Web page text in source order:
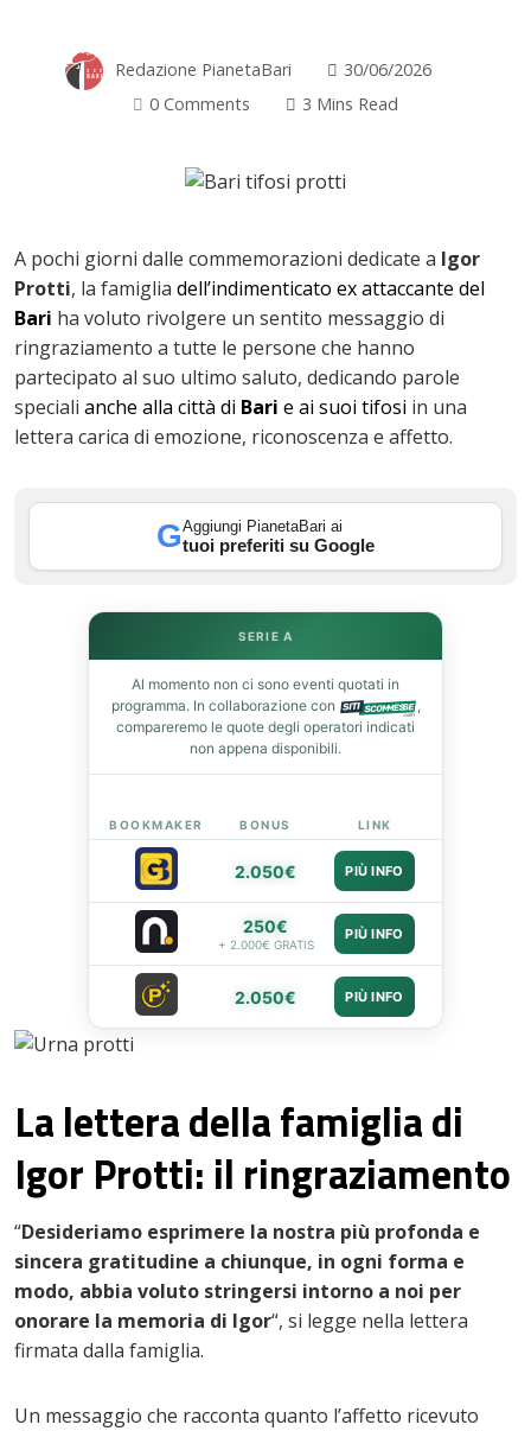
Redazione PianetaBari
30/06/2026
0 Comments
3 Mins Read
A pochi giorni dalle commemorazioni dedicate a Igor
Protti, la famiglia dell’indimenticato ex attaccante del
Bari ha voluto rivolgere un sentito messaggio di
ringraziamento a tutte le persone che hanno
partecipato al suo ultimo saluto, dedicando parole
speciali anche alla città di Bari e ai suoi tifosi in una
lettera carica di emozione, riconoscenza e affetto.
GAggiungi PianetaBari ai
tuoi preferiti su Google
SERIE A
Al momento non ci sono eventi quotati in
programma. In collaborazione con
,
compareremo le quote degli operatori indicati
non appena disponibili.
BOOKMAKER BONUS LINK
2.050€ PIÙ INFO
250€
+ 2.000€ GRATIS
PIÙ INFO
2.050€ PIÙ INFO
La lettera della famiglia di
Igor Protti: il ringraziamento
“Desideriamo esprimere la nostra più profonda e
sincera gratitudine a chiunque, in ogni forma e
modo, abbia voluto stringersi intorno a noi per
onorare la memoria di Igor“, si legge nella lettera
firmata dalla famiglia.
Un messaggio che racconta quanto l’affetto ricevuto